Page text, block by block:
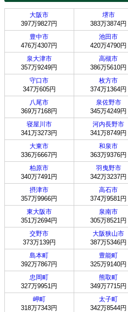
大阪市
397万9827円
堺市
383万3874円
豊中市
476万4307円
池田市
420万4790円
泉大津市
357万9249円
高槻市
386万5610円
守口市
347万605円
枚方市
374万1364円
八尾市
369万7168円
泉佐野市
345万4249円
寝屋川市
341万3273円
河内長野市
341万8749円
大東市
336万6667円
和泉市
363万9376円
柏原市
340万7491円
羽曳野市
342万3237円
摂津市
357万9966円
高石市
374万9581円
東大阪市
351万2694円
泉南市
305万8521円
交野市
373万139円
大阪狭山市
387万5346円
島本町
392万7867円
豊能町
325万9140円
忠岡町
327万9951円
熊取町
349万7715円
岬町
318万7343円
太子町
342万8544円